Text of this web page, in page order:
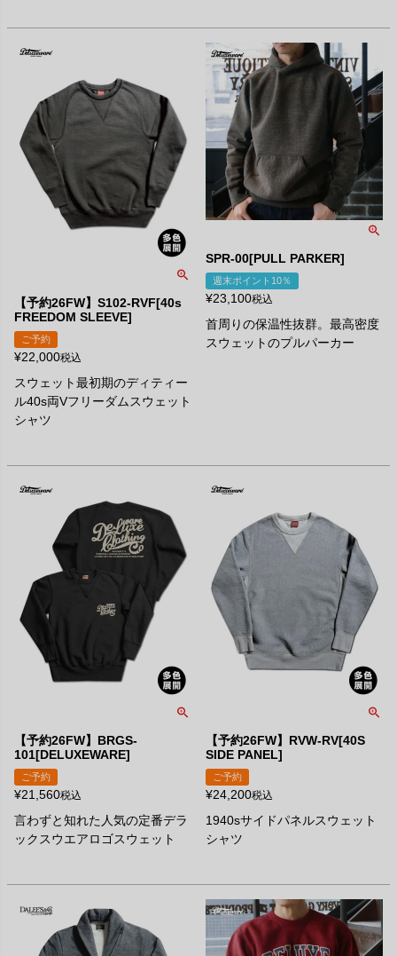
【予約26FW】S102-RVF[40s
FREEDOM SLEEVE]
ご予約
¥22,000税込
スウェット最初期のディティー
ル40s両Vフリーダムスウェット
シャツ
SPR-00[PULL PARKER]
週末ポイント10％
¥23,100税込
首周りの保温性抜群。最高密度
スウェットのプルパーカー
【予約26FW】BRGS-
101[DELUXEWARE]
ご予約
¥21,560税込
言わずと知れた人気の定番デラ
ックスウエアロゴスウェット
【予約26FW】RVW-RV[40S
SIDE PANEL]
ご予約
¥24,200税込
1940sサイドパネルスウェット
シャツ